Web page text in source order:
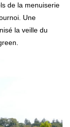
de la menuiserie
Une
la veille du